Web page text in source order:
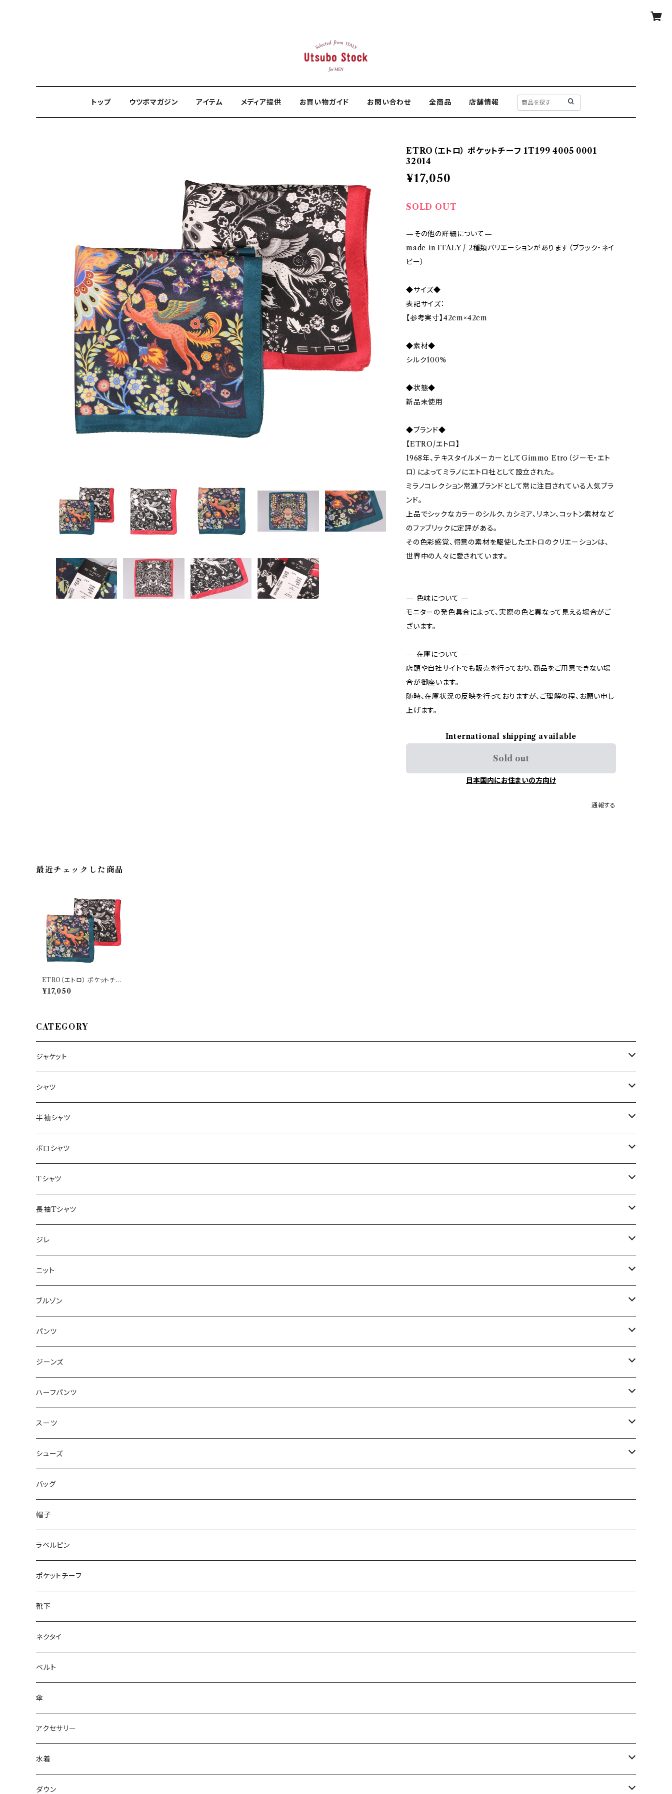
トップ ウツボマガジン アイテム メディア提供 お買い物ガイド お問い合わせ 全商品 店舗情報
ETRO（エトロ） ポケットチーフ 1T199 4005 0001
32014
¥17,050
SOLD OUT
—その他の詳細について—
made in ITALY / 2種類バリエーションがあります（ブラック・ネイ
ビー）
◆サイズ◆
表記サイズ：
【参考実寸】42cm×42cm
◆素材◆
シルク100%
◆状態◆
新品未使用
◆ブランド◆
【ETRO/エトロ】
1968年、テキスタイルメーカーとしてGimmo Etro（ジーモ・エト
ロ）によってミラノにエトロ社として設立された。
ミラノコレクション常連ブランドとして常に注目されている人気ブラ
ンド。
上品でシックなカラーのシルク、カシミア、リネン、コットン素材など
のファブリックに定評がある。
その色彩感覚、得意の素材を駆使したエトロのクリエーションは、
世界中の人々に愛されています。
— 色味について —
モニターの発色具合によって、実際の色と異なって見える場合がご
ざいます。
— 在庫について —
店頭や自社サイトでも販売を行っており、商品をご用意できない場
合が御座います。
随時、在庫状況の反映を行っておりますが、ご理解の程、お願い申し
上げます。
International shipping available
Sold out
日本国内にお住まいの方向け
通報する
最近チェックした商品
ETRO（エトロ） ポケットチー
フ 1T199 4005 0001 3201
4
¥17,050
CATEGORY
ジャケット
～44/S
46/M
48/L
50/XL～
シャツ
～44/S
46/M
48/L
50/XL～
半袖シャツ
～44/S
46/M
48/L
50/XL～
ポロシャツ
～44/S
46/M
48/L
50/XL～
Tシャツ
～44/S
46/M
48/L
50/XL～
長袖Tシャツ
～44/S
46/M
48/L
50/XL～
ジレ
～44/S
46/M
48/L
50/XL～
ニット
～44/S
46/M
48/L
50/XL～
ブルゾン
～44/S
46/M
48/L
50/XL～
パンツ
～44/S
46/M
48/L
50/XL～
ジーンズ
～44/S
46/M
48/L
50/XL～
ハーフパンツ
～44/S
46/M
48/L
50/XL～
スーツ
～44/S
46/M
48/L
50/XL～
シューズ
～25.5cm
26cm～
27cm～
28cm～
バッグ
帽子
ラペルピン
ポケットチーフ
靴下
ネクタイ
ベルト
傘
アクセサリー
水着
～44/S
ダウン